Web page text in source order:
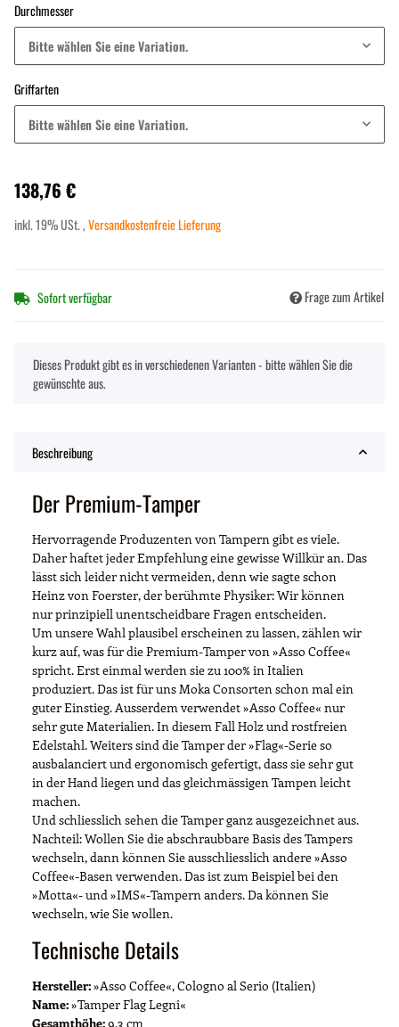
Durchmesser
Bitte wählen Sie eine Variation.
Griffarten
Bitte wählen Sie eine Variation.
138,76 €
inkl. 19% USt. ,Versandkostenfreie Lieferung
Sofort verfügbar Frage zum Artikel
xDieses Produkt gibt es in verschiedenen Varianten - bitte wählen Sie die
gewünschte aus.
Beschreibung
Der Premium-Tamper
Hervorragende Produzenten von Tampern gibt es viele.
Daher haftet jeder Empfehlung eine gewisse Willkür an. Das
lässt sich leider nicht vermeiden, denn wie sagte schon
Heinz von Foerster, der berühmte Physiker: Wir können
nur prinzipiell unentscheidbare Fragen entscheiden.
Um unsere Wahl plausibel erscheinen zu lassen, zählen wir
kurz auf, was für die Premium-Tamper von »Asso Coffee«
spricht. Erst einmal werden sie zu 100% in Italien
produziert. Das ist für uns Moka Consorten schon mal ein
guter Einstieg. Ausserdem verwendet »Asso Coffee« nur
sehr gute Materialien. In diesem Fall Holz und rostfreien
Edelstahl. Weiters sind die Tamper der »Flag«-Serie so
ausbalanciert und ergonomisch gefertigt, dass sie sehr gut
in der Hand liegen und das gleichmässigen Tampen leicht
machen.
Und schliesslich sehen die Tamper ganz ausgezeichnet aus.
Nachteil: Wollen Sie die abschraubbare Basis des Tampers
wechseln, dann können Sie ausschliesslich andere »Asso
Coffee«-Basen verwenden. Das ist zum Beispiel bei den
»Motta«- und »IMS«-Tampern anders. Da können Sie
wechseln, wie Sie wollen.
Technische Details
Hersteller:»Asso Coffee«, Cologno al Serio (Italien)
Name:»Tamper Flag Legni«
Gesamthöhe:9,3 cm